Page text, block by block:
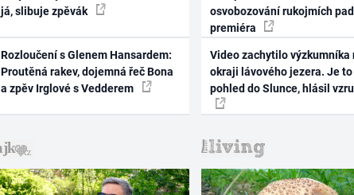
já, slibuje zpěvák
Rozloučení s Glenem Hansardem:
Proutěná rakev, dojemná řeč Bona
a zpěv Irglové s Vedderem
osvobozování rukojmích
premiéra
Video zachytilo výzkumníka
okraji lávového jezera. Je
pohled do Slunce, hlásil